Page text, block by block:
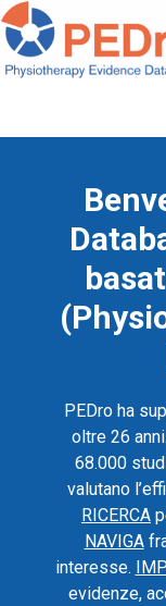
Skip
to
content
PEDro ha
oltre 26
68.000
valutano
RICERCA
NAVIGA
interesse.
evidenze,